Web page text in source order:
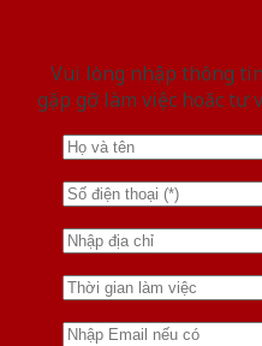
Vui lòng nhập thông
gặp gỡ làm việc hoăc tư